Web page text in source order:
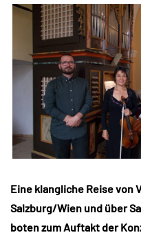
Eine klangliche Reise von
Salzburg/Wien und über
boten zum Auftakt der